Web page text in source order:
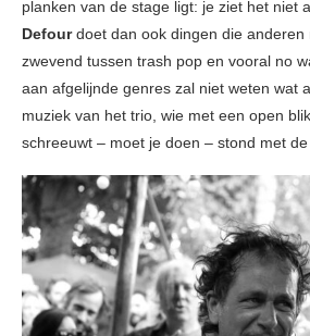
planken van de stage ligt: je ziet het niet
Defourdoet dan ook dingen die anderen
zwevend tussen trash pop en vooral no
aan afgelijnde genres zal niet weten wat
muziek van het trio, wie met een open
schreeuwt – moet je doen – stond met de